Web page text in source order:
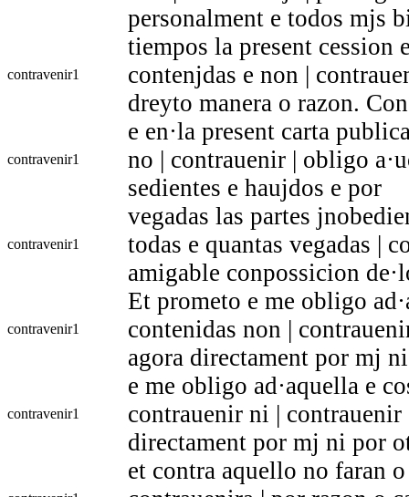
personalment e todos mjs
contravenir1
tiempos la present cession
contenjdas e non |
dreyto manera o razon.
contravenir1
e en·la present carta
no | contrauenir | obligo
sedientes e haujdos e por
contravenir1
vegadas las partes
todas e quantas vegadas |
amigable conpossicion
contravenir1
Et prometo e me obligo
contenidas non |
agora directament por mj
contravenir1
e me obligo ad·aquella e
contrauenir ni |
directament por mj ni por
et contra aquello no faran